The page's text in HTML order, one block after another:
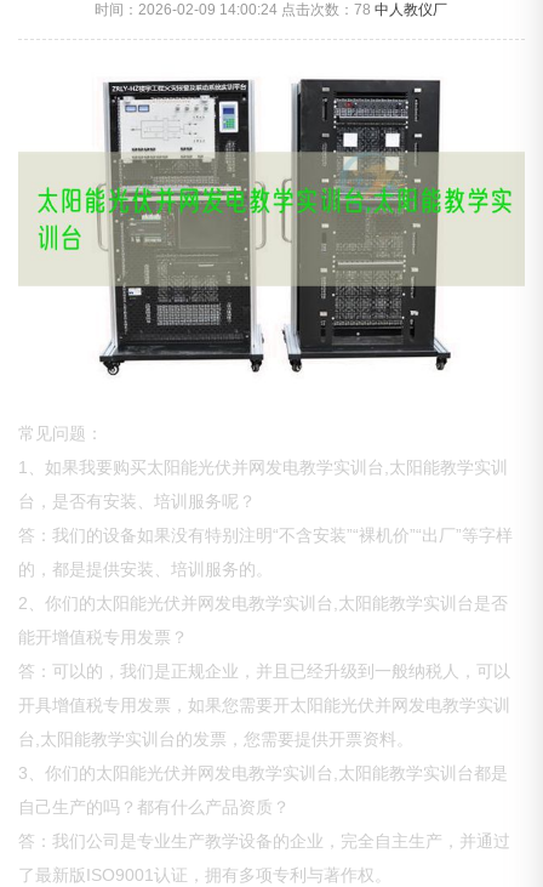
时间：2026-02-09 14:00:24 点击次数：78中人教仪厂
常见问题：
1、如果我要购买太阳能光伏并网发电教学实训台,太阳能教学实训
台，是否有安装、培训服务呢？
答：我们的设备如果没有特别注明“不含安装”“裸机价”“出厂”等字样
的，都是提供安装、培训服务的。
2、你们的太阳能光伏并网发电教学实训台,太阳能教学实训台是否
能开增值税专用发票？
答：可以的，我们是正规企业，并且已经升级到一般纳税人，可以
开具增值税专用发票，如果您需要开太阳能光伏并网发电教学实训
台,太阳能教学实训台的发票，您需要提供开票资料。
3、你们的太阳能光伏并网发电教学实训台,太阳能教学实训台都是
自己生产的吗？都有什么产品资质？
答：我们公司是专业生产教学设备的企业，完全自主生产，并通过
了最新版ISO9001认证，拥有多项专利与著作权。